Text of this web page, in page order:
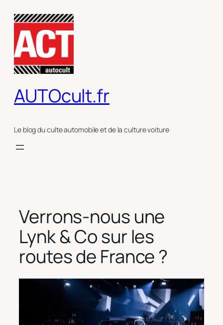
contenu
AUTOcult.fr
Le blog du culte automobile et de la culture voiture
Verrons-nous une
Lynk & Co sur les
routes de France ?